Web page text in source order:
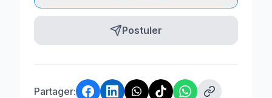
Postuler
Partager: